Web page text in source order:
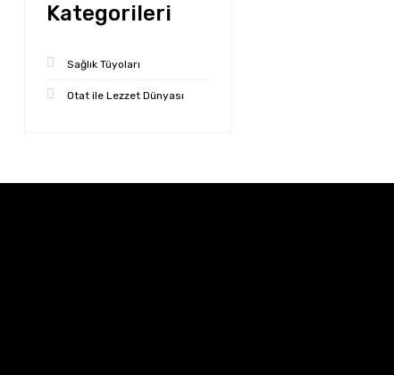
Kategorileri
Sağlık Tüyoları
Otat ile Lezzet Dünyası